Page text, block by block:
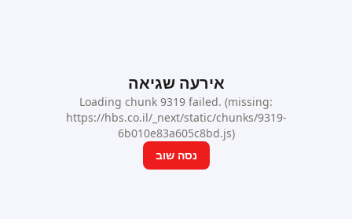
אירעה שגיאה
Loading chunk 9319 failed. (missing:
https://hbs.co.il/_next/static/chunks/9319-
6b010e83a605c8bd.js)